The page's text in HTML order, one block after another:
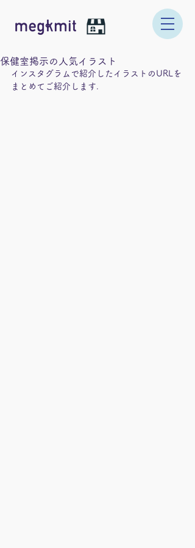
保健室掲示の人気イラスト
インスタグラムで紹介したイラストのURLを
まとめてご紹介します.